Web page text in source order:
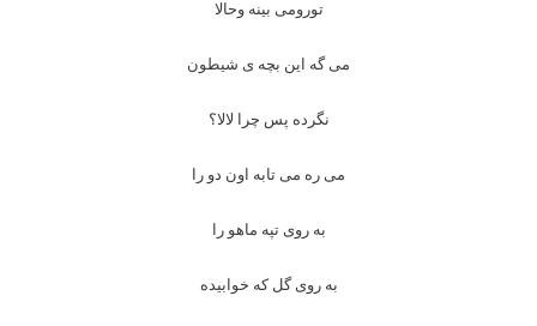
تورومی بینه وحالا
می گه این بچه ی شیطون
نگرده پس چرا لالا؟
می ره می تابه اون دو را
به روی تپه ماهو را
به روی گل که خوابیده